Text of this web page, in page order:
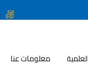
معلومات عنا